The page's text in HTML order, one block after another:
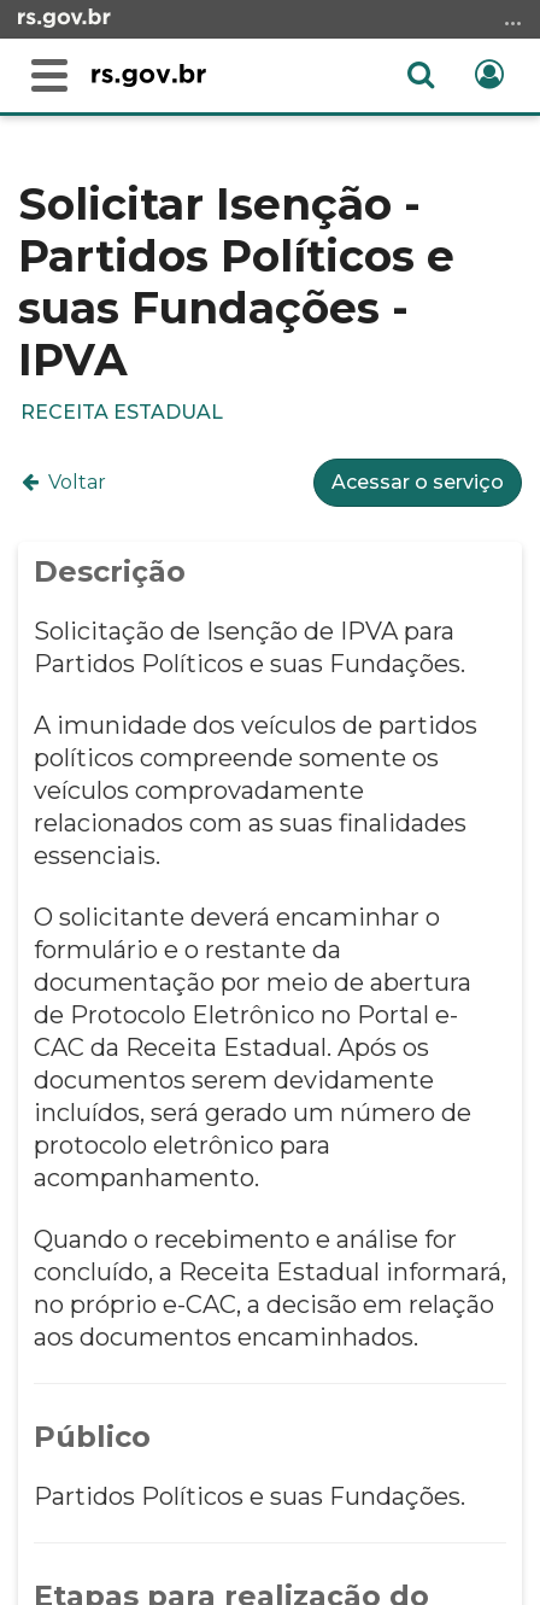
para
conteúdo
menu
para
busca
Alterna
Abrir
conteúdo
Solicitar Isenção -
Partidos Políticos e
suas Fundações -
IPVA
RECEITA ESTADUAL
Voltar Acessar o serviço
Descrição
Solicitação de Isenção de IPVA para
Partidos Políticos e suas Fundações.
A imunidade dos veículos de partidos
políticos compreende somente os
veículos comprovadamente
relacionados com as suas finalidades
essenciais.
O solicitante deverá encaminhar o
formulário e o restante da
documentação por meio de abertura
de Protocolo Eletrônico no Portal e-
CAC da Receita Estadual. Após os
documentos serem devidamente
incluídos, será gerado um número de
protocolo eletrônico para
acompanhamento.
Quando o recebimento e análise for
concluído, a Receita Estadual informará,
no próprio e-CAC, a decisão em relação
aos documentos encaminhados.
Público
Partidos Políticos e suas Fundações.
Etapas para realização do